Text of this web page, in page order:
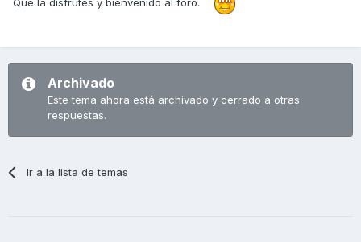
Archivado
Este tema ahora está archivado y cerrado a otras
respuestas.
Ir a la lista de temas